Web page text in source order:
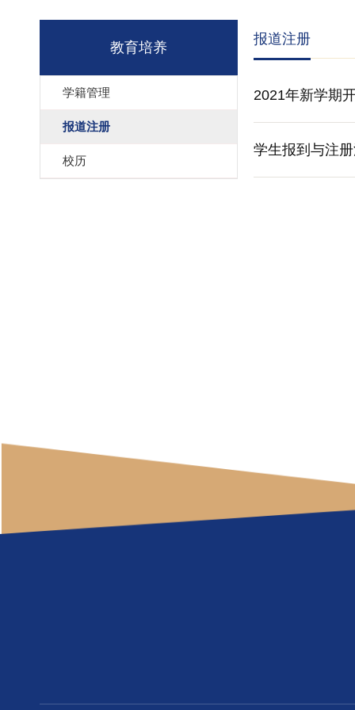
教育培养
学籍管理
报道注册
校历
报道注册
2021年新学期
学生报到与注